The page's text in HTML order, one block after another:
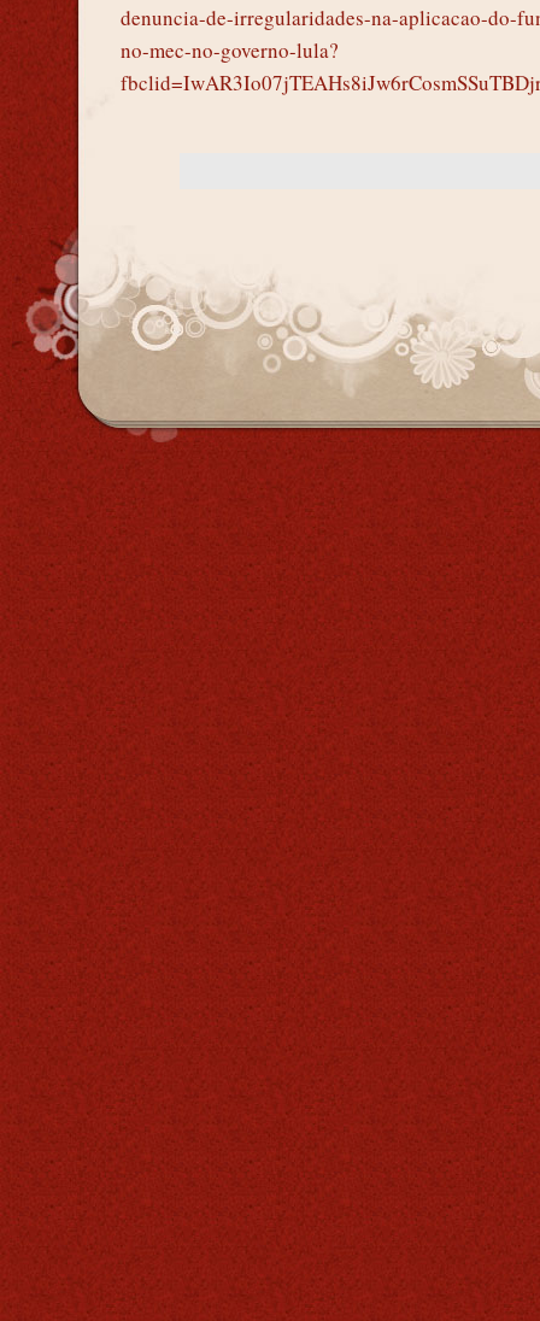
denuncia-de-irregularidades-na-aplicacao-do-
no-mec-no-governo-lula?